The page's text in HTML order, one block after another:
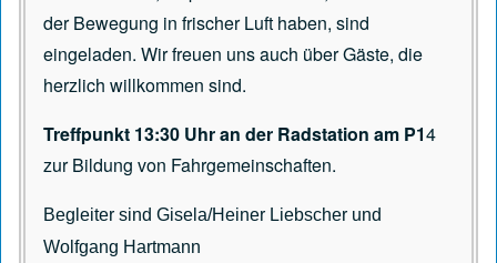
der Bewegung in frischer Luft haben, sind
eingeladen. Wir freuen uns auch über Gäste, die
herzlich willkommen sind.
Treffpunkt 13:30 Uhr an der Radstation am P14
zur Bildung von Fahrgemeinschaften.
Begleiter sind Gisela/Heiner Liebscher und
Wolfgang Hartmann